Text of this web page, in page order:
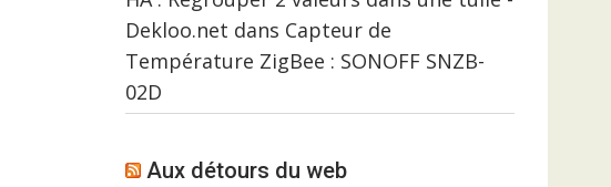
Dekloo.net dans Capteur de
Température ZigBee : SONOFF SNZB-
02D
Aux détours du web